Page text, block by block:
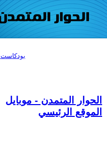
بودكاست
الحوار المتمدن - موبايل
الموقع الرئيسي